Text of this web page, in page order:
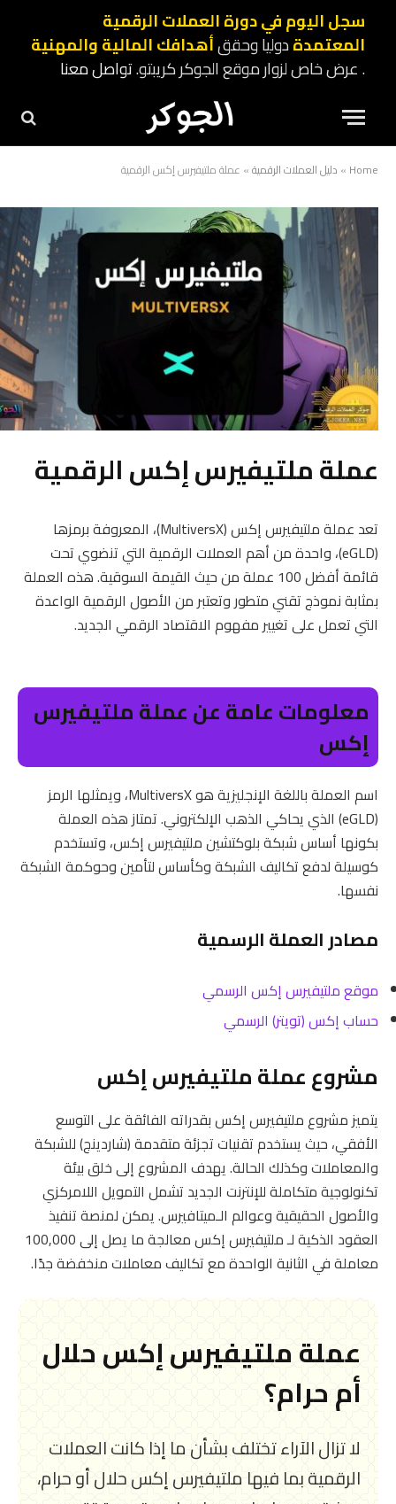
سجل اليوم في دورة العملات الرقمية
المعتمدةدوليا وحققأهدافك المالية والمهنية
. عرض خاص لزوار موقع الجوكر كريبتو.تواصل معنا
Home
» دليل العملات الرقمية» عملة ملتيفيرس إكس الرقمية
عملة ملتيفيرس إكس الرقمية
تعد عملة ملتيفيرس إكس (MultiversX)، المعروفة برمزها
(eGLD)، واحدة من أهم العملات الرقمية التي تنضوي تحت
قائمة أفضل 100 عملة من حيث القيمة السوقية. هذه العملة
بمثابة نموذج تقني متطور وتعتبر من الأصول الرقمية الواعدة
التي تعمل على تغيير مفهوم الاقتصاد الرقمي الجديد.
معلومات عامة عن عملة ملتيفيرس
إكس
اسم العملة باللغة الإنجليزية هو MultiversX، ويمثلها الرمز
(eGLD) الذي يحاكي الذهب الإلكتروني. تمتاز هذه العملة
بكونها أساس شبكة بلوكتشين ملتيفيرس إكس، وتستخدم
كوسيلة لدفع تكاليف الشبكة وكأساس لتأمين وحوكمة الشبكة
نفسها.
مصادر العملة الرسمية
موقع ملتيفيرس إكس الرسمي
حساب إكس (تويتر) الرسمي
مشروع عملة ملتيفيرس إكس
يتميز مشروع ملتيفيرس إكس بقدراته الفائقة على التوسع
الأفقي، حيث يستخدم تقنيات تجزئة متقدمة (شاردينج) للشبكة
والمعاملات وكذلك الحالة. يهدف المشروع إلى خلق بيئة
تكنولوجية متكاملة للإنترنت الجديد تشمل التمويل اللامركزي
والأصول الحقيقية وعوالم الـميتافيرس. يمكن لمنصة تنفيذ
العقود الذكية لـ ملتيفيرس إكس معالجة ما يصل إلى 100,000
معاملة في الثانية الواحدة مع تكاليف معاملات منخفضة جدًا.
عملة ملتيفيرس إكس حلال
أم حرام؟
لا تزال الآراء تختلف بشأن ما إذا كانت العملات
الرقمية بما فيها ملتيفيرس إكس حلال أو حرام،